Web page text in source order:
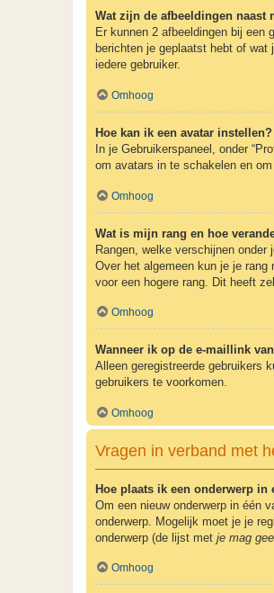
Wat zijn de afbeeldingen naast
Er kunnen 2 afbeeldingen bij een
berichten je geplaatst hebt of
iedere gebruiker.
Omhoog
Hoe kan ik een avatar instellen?
In je Gebruikerspaneel, onder
om avatars in te schakelen en
Omhoog
Wat is mijn rang en hoe
Rangen, welke verschijnen onder
Over het algemeen kun je je rang
voor een hogere rang. Dit heeft
Omhoog
Wanneer ik op de e-maillink
Alleen geregistreerde gebruikers
gebruikers te voorkomen.
Omhoog
Vragen in verband met
Hoe plaats ik een onderwerp
Om een nieuw onderwerp in één
onderwerp. Mogelijk moet je je
onderwerp (de lijst met je mag
Omhoog